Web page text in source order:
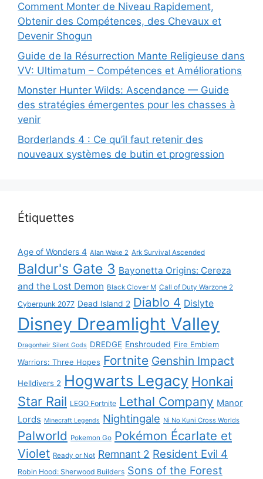
Comment Monter de Niveau Rapidement,
Obtenir des Compétences, des Chevaux et
Devenir Shogun
Guide de la Résurrection Mante Religieuse dans
VV: Ultimatum – Compétences et Améliorations
Monster Hunter Wilds: Ascendance — Guide
des stratégies émergentes pour les chasses à
venir
Borderlands 4 : Ce qu’il faut retenir des
nouveaux systèmes de butin et progression
Étiquettes
Age of Wonders 4 Alan Wake 2 Ark Survival Ascended
Baldur's Gate 3 Bayonetta Origins: Cereza
and the Lost Demon Black Clover M Call of Duty Warzone 2
Cyberpunk 2077 Dead Island 2 Diablo 4 Dislyte
Disney Dreamlight Valley
Dragonheir Silent Gods DREDGE Enshrouded Fire Emblem
Warriors: Three Hopes Fortnite Genshin Impact
Helldivers 2 Hogwarts Legacy Honkai
Star Rail LEGO Fortnite Lethal Company Manor
Lords Minecraft Legends Nightingale Ni No Kuni Cross Worlds
Palworld Pokemon Go Pokémon Écarlate et
Violet Ready or Not Remnant 2 Resident Evil 4
Robin Hood: Sherwood Builders Sons of the Forest